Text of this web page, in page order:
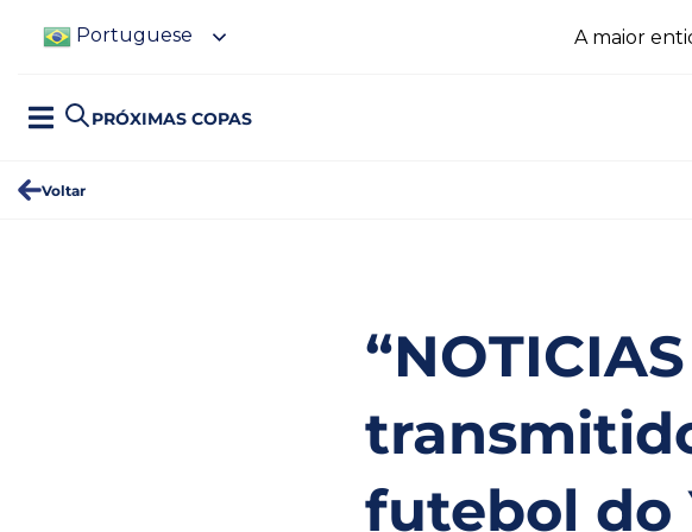
Portuguese A maior
PRÓXIMAS COPAS
Voltar
futebol do